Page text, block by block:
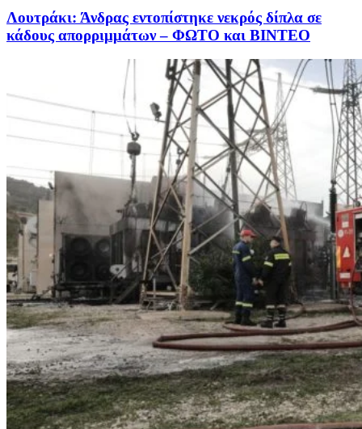
Λουτράκι: Άνδρας εντοπίστηκε νεκρός δίπλα σε
κάδους απορριμμάτων – ΦΩΤΟ και ΒΙΝΤΕΟ